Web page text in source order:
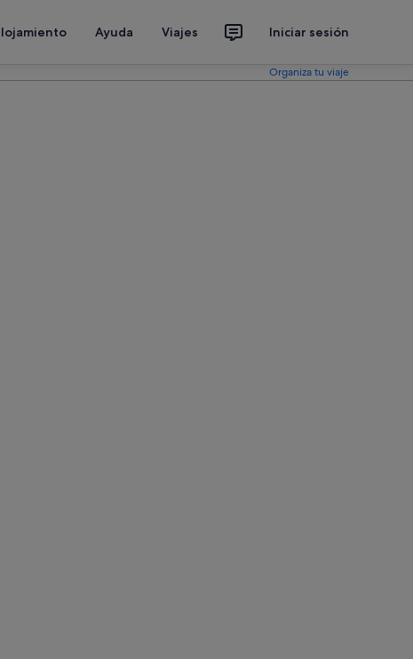
Ayuda Viajes Iniciar sesión
Organiza tu viaje